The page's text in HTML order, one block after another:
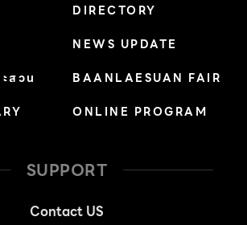
สวน
DIRECTORY
NEWS UPDATE
BAANLAESUAN FAIR
ONLINE PROGRAM
SUPPORT
Contact US